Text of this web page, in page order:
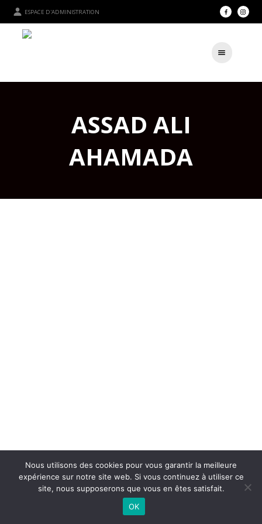
ESPACE D'ADMINISTRATION
ASSAD ALI
AHAMADA
2026 - Basket Club Basse-Goulaine | Site internet réalisé par
CONTACTEZ-NOUS | MENTIONS LÉGALES
Nous utilisons des cookies pour vous garantir la meilleure
expérience sur notre site web. Si vous continuez à utiliser ce
site, nous supposerons que vous en êtes satisfait.
OK